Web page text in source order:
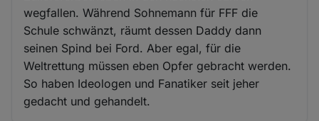
wegfallen. Während Sohnemann für FFF die
Schule schwänzt, räumt dessen Daddy dann
seinen Spind bei Ford. Aber egal, für die
Weltrettung müssen eben Opfer gebracht werden.
So haben Ideologen und Fanatiker seit jeher
gedacht und gehandelt.